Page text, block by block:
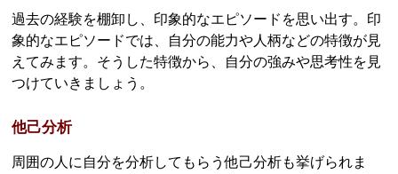
過去の経験を棚卸し、印象的なエピソードを思い出す。印
象的なエピソードでは、自分の能力や人柄などの特徴が見
えてみます。そうした特徴から、自分の強みや思考性を見
つけていきましょう。
他己分析
周囲の人に自分を分析してもらう他己分析も挙げられま